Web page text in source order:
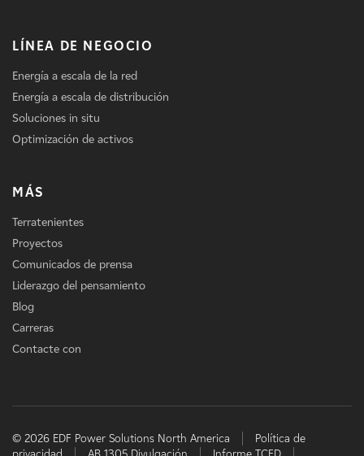
LÍNEA DE NEGOCIO
Energía a escala de la red
Energía a escala de distribución
Soluciones in situ
Optimización de activos
MÁS
Terratenientes
Proyectos
Comunicados de prensa
Liderazgo del pensamiento
Blog
Carreras
Contacte con
© 2026 EDF Power Solutions North America
Política de